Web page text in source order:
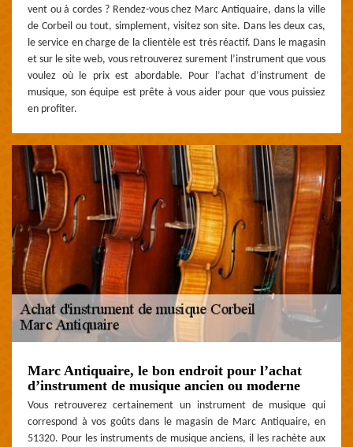
vent ou à cordes ? Rendez-vous chez Marc Antiquaire, dans la ville
de Corbeil ou tout, simplement, visitez son site. Dans les deux cas,
le service en charge de la clientèle est très réactif. Dans le magasin
et sur le site web, vous retrouverez surement l’instrument que vous
voulez où le prix est abordable. Pour l’achat d’instrument de
musique, son équipe est prête à vous aider pour que vous puissiez
en profiter.
Marc Antiquaire, le bon endroit pour l’achat
d’instrument de musique ancien ou moderne
Vous retrouverez certainement un instrument de musique qui
correspond à vos goûts dans le magasin de Marc Antiquaire, en
51320. Pour les instruments de musique anciens, il les rachète aux